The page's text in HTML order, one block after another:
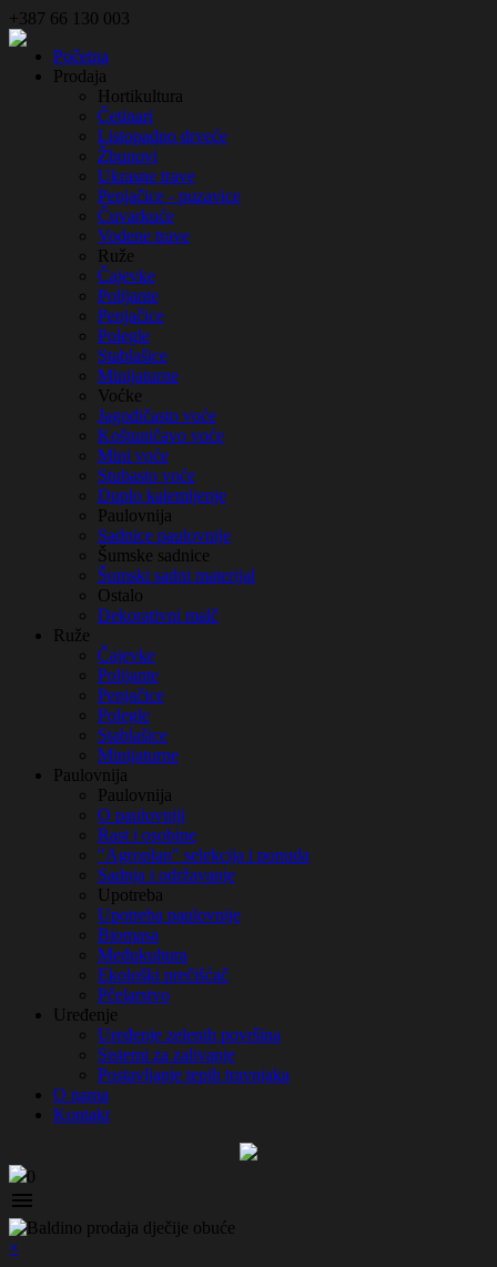
+387 66 130 003
Početna
Prodaja
Hortikultura
Četinari
Listopadno drveće
Žbunovi
Ukrasne trave
Penjačice - puzavice
Čuvarkuće
Vodene trave
Ruže
Čajevke
Polijante
Penjačice
Polegle
Stablašice
Minijaturne
Voćke
Jagodičasto voće
Koštuničavo voće
Mini voće
Stubasto voće
Duplo kalemljenje
Paulovnija
Sadnice paulovnije
Šumske sadnice
Šumski sadni materijal
Ostalo
Dekorativni malč
Ruže
Čajevke
Polijante
Penjačice
Polegle
Stablašice
Minijaturne
Paulovnija
Paulovnija
O paulovniji
Rast i osobine
"Agroplan" selekcija i ponuda
Sadnja i održavanje
Upotreba
Upotreba paulovnije
Biomasa
Međukultura
Ekološki prečišćač
Pčelarstvo
Uređenje
Uređenje zelenih površina
Sistemi za zalivanje
Postavljanje tepih travnjaka
O nama
Kontakt
0

×